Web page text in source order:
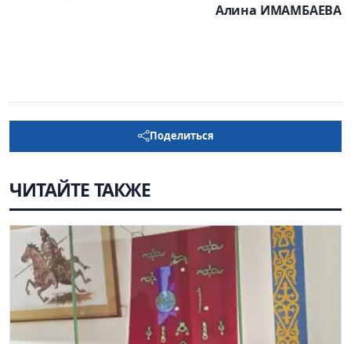
Алина ИМАМБАЕВА
Поделиться
ЧИТАЙТЕ ТАКЖЕ